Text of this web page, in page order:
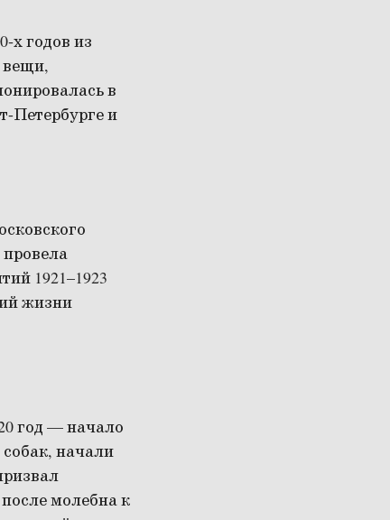
годов из
вещи,
в
Петербурге и
1921–1923
жизни
год — начало
начали
молебна к